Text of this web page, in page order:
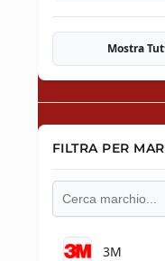
Mostra
FILTRA PER
3M